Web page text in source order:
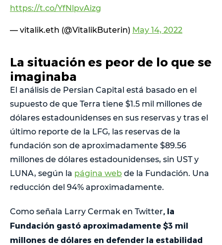
https://t.co/YfNlpvAizg
— vitalik.eth (@VitalikButerin) May 14, 2022
La situación es peor de lo que se
imaginaba
El análisis de Persian Capital está basado en el
supuesto de que Terra tiene $1.5 mil millones de
dólares estadounidenses en sus reservas y tras el
último reporte de la LFG, las reservas de la
fundación son de aproximadamente $89.56
millones de dólares estadounidenses, sin UST y
LUNA, según la página web de la Fundación. Una
reducción del 94% aproximadamente.
Como señala Larry Cermak en Twitter , la
Fundación gastó aproximadamente $3 mil
millones de dólares en defender la estabilidad